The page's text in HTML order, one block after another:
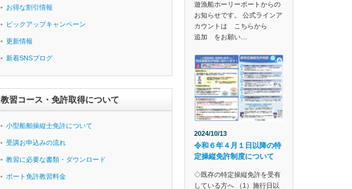
お得な割引情報
ピックアップキャンペーン
更新情報
新着SNSブログ
教習コース・免許取得について
小型船舶操縦士免許について
受講お申込みの流れ
教習に必要な書類・ダウンロード
ボート免許教習料金
遊漁船ホーリーボートからの
お知らせです。 公式ラインア
カウントは こちらから
追加 をお願い…
2024/10/13
令和６年４月１日以降の特
定操縦免許制度について
◇既存の特定操縦免許を受有
している方へ （1）施行日以